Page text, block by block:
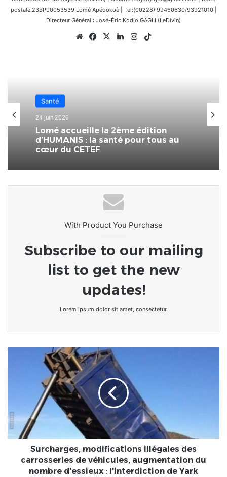
postale:23BP90053539 Lomé Apédokoè | Tel:(00228) 99460630/93921010 |
Directeur Général : José-Éric Kodjo GAGLI (LeDivin)
WebsiteFacebook
X LinkedinInstagram
Santé
24 juin 2026
Lomé accueille la 2ème édition
d’HUMANIS : la santé pour tous au
cœur du CETEF
Santé
4 avril 2026
La BB Lomé soutient le Centre
national de recherche et de soins
aux drépanocytaires.
With Product You Purchase
Subscribe to our mailing
list to get the new
updates!
Lorem ipsum dolor sit amet, consectetur.
modifications
véhicules,
augmentation
du
d'essieux
Surcharges, modifications illégales des
carrosseries de véhicules, augmentation du
nombre d'essieux : l'interdiction de Yark